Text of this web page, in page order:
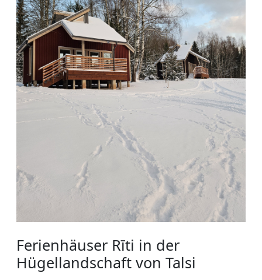
Ferienhäuser Rīti in der
Hügellandschaft von Talsi